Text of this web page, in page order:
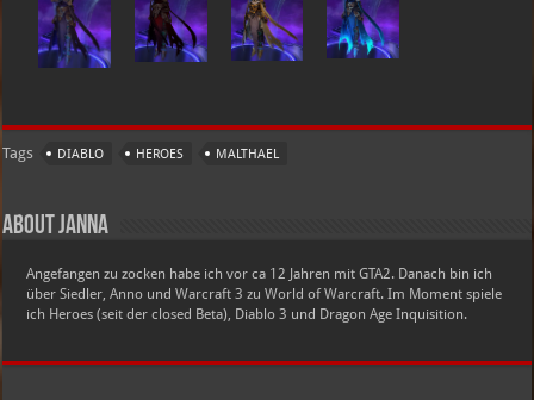
Tags DIABLO HEROES MALTHAEL
About Janna
Angefangen zu zocken habe ich vor ca 12 Jahren mit GTA2. Danach bin ich
über Siedler, Anno und Warcraft 3 zu World of Warcraft. Im Moment spiele
ich Heroes (seit der closed Beta), Diablo 3 und Dragon Age Inquisition.